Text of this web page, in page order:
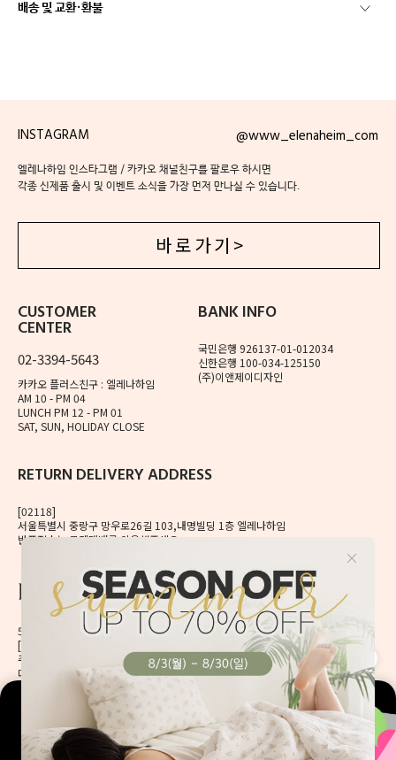
배송 및 교환·환불
INSTAGRAM @www_elenaheim_com
엘레나하임 인스타그램 / 카카오 채널친구를 팔로우 하시면
각종 신제품 출시 및 이벤트 소식을 가장 먼저 만나실 수 있습니다.
바 로 가 기 >
CUSTOMER
CENTER
02-3394-5643
카카오 플러스친구 : 엘레나하임
AM 10 - PM 04
LUNCH PM 12 - PM 01
SAT, SUN, HOLIDAY CLOSE
BANK INFO
국민은행 926137-01-012034
신한은행 100-034-125150
(주)이앤제이디자인
RETURN DELIVERY ADDRESS
[02118]
서울특별시 중랑구 망우로26길 103,내명빌딩 1층 엘레나하임
반품접수는 로젠택배를 이용해주세요.
56, Mangu-ro, Dongdaemun-gu, Seoul, Korea
[02496] 서울시 동대문구 망우로 56 이앤제이빌딩 6층
주식회사 이앤제이디자인
대표자 이재혁, 이예은
통신판매신고번호 2020-서울동대문-0224호
[CHECK]
사업자등록번호 413-86-01738
개인정보관리책임자 이예은,enjdesign@naver.com
오늘 하루 보지 않기